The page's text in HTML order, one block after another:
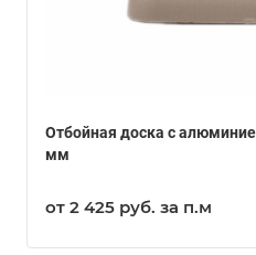
Отбойная доска с
мм
от 2 425 руб. за п.м